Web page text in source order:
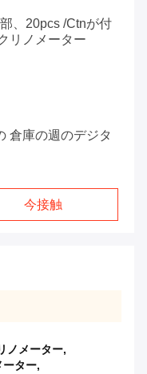
、20pcs /ctnが付
リノメーター
倉庫の週のデジタ
今接触
ノメーター,
ーター,